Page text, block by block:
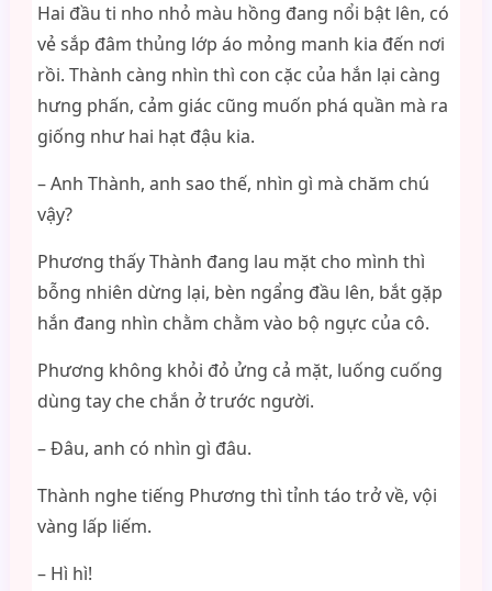
Hai đầu ti nho nhỏ màu hồng đang nổi bật lên, có
vẻ sắp đâm thủng lớp áo mỏng manh kia đến nơi
rồi. Thành càng nhìn thì con cặc của hắn lại càng
hưng phấn, cảm giác cũng muốn phá quần mà ra
giống như hai hạt đậu kia.
– Anh Thành, anh sao thế, nhìn gì mà chăm chú
vậy?
Phương thấy Thành đang lau mặt cho mình thì
bỗng nhiên dừng lại, bèn ngẩng đầu lên, bắt gặp
hắn đang nhìn chằm chằm vào bộ ngực của cô.
Phương không khỏi đỏ ửng cả mặt, luống cuống
dùng tay che chắn ở trước người.
– Đâu, anh có nhìn gì đâu.
Thành nghe tiếng Phương thì tỉnh táo trở về, vội
vàng lấp liếm.
– Hì hì!